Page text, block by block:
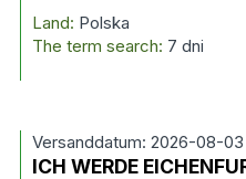
Land: Polska
The term search: 7 dni
Versanddatum: 2026-08-03
ICH WERDE